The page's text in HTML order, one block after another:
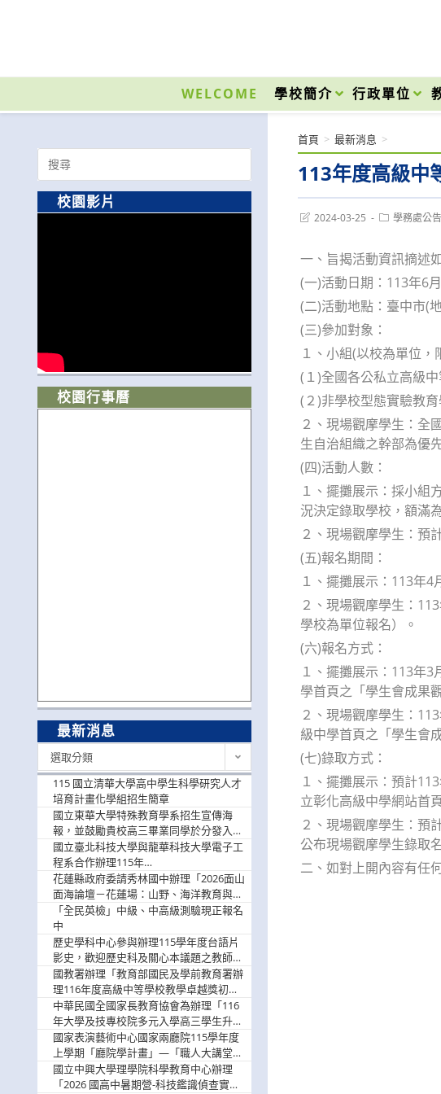
內
WELCOME 學校簡介 行政單位
113年度高級中
首頁 > 最新消息 >
Post2024-03-25
Post學務處公告
一、旨揭活動資訊摘述
(一)活動日期：113年6
(二)活動地點：臺中市(
(三)參加對象：
１、小組(以校為單位，
(１)全國各公私立高級
(２)非學校型態實驗教
２、現場觀摩學生：全
生自治組織之幹部為優
(四)活動人數：
１、擺攤展示：採小組
況決定錄取學校，額滿
２、現場觀摩學生：預
(五)報名期間：
１、擺攤展示：113年
２、現場觀摩學生：
學校為單位報名）。
(六)報名方式：
１、擺攤展示：113年
學首頁之「學生會成果
２、現場觀摩學生：
級中學首頁之「學生會
(七)錄取方式：
１、擺攤展示：預計
立彰化高級中學網站首
２、現場觀摩學生：預
公布現場觀摩學生錄取
二、如對上開內容有任
Search
for:
校園影片
校園行事曆
最新消息
選取分類
115 國立清華大學高中學生科學研究人才
培育計畫化學組招生簡章
國立東華大學特殊教育學系招生宣傳海
報，並鼓勵貴校高三畢業同學於分發入學
階段踴躍選填。
國立臺北科技大學與龍華科技大學電子工
程系合作辦理115年
「115.08.10~08.12「AI賦能應用於智慧半
導體研習營」，歡迎學生踴躍報名參加
花蓮縣政府委請秀林國中辦理「2026面山
面海論壇－花蓮場：山野、海洋教育與戶
外安全實務課程」，歡迎踴躍報名參加
「全民英檢」中級、中高級測驗現正報名
中
歷史學科中心參與辦理115學年度台語片
影史，歡迎歷史科及關心本議題之教師踴
躍報名參加
國教署辦理「教育部國民及學前教育署辦
理116年度高級中等學校教學卓越獎初選
實施計畫」，鼓勵教師踴躍報名
中華民國全國家長教育協會為辦理「116
年大學及技專校院多元入學高三學生升學
輔導家長說明會」
國家表演藝術中心國家兩廳院115學年度
上學期「廳院學計畫」—「職人大講堂」
及「一日體驗課程」，鼓勵踴躍報名參
與。
國立中興大學理學院科學教育中心辦理
「2026 國高中暑期營-科技鑑識偵查實戰